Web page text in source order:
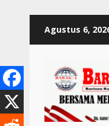
Agustus 6,